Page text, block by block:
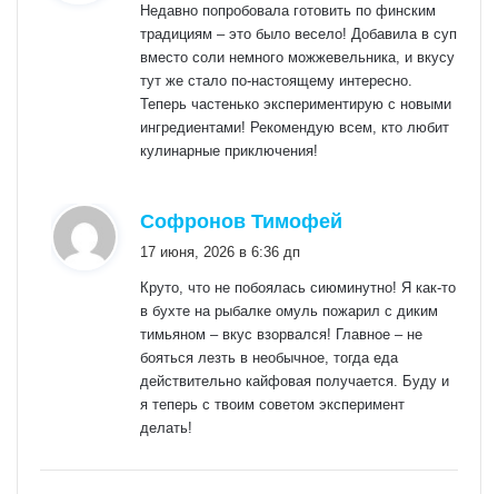
Недавно попробовала готовить по финским
традициям – это было весело! Добавила в суп
вместо соли немного можжевельника, и вкусу
тут же стало по-настоящему интересно.
Теперь частенько экспериментирую с новыми
ингредиентами! Рекомендую всем, кто любит
кулинарные приключения!
Софронов Тимофей
17 июня, 2026 в 6:36 дп
Круто, что не побоялась сиюминутно! Я как-то
в бухте на рыбалке омуль пожарил с диким
тимьяном – вкус взорвался! Главное – не
бояться лезть в необычное, тогда еда
действительно кайфовая получается. Буду и
я теперь с твоим советом эксперимент
делать!